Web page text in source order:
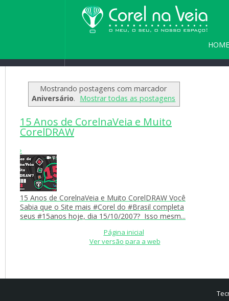
HOME
Seja bem vindo(a)
Mostrando postagens com marcador
Aniversário. Mostrar todas as postagens
15 Anos de CorelnaVeia e Muito
CorelDRAW
›
15 Anos de CorelnaVeia e Muito CorelDRAW Você
Sabia que o Site mais #Corel do #Brasil completa
seus #15anos hoje, dia 15/10/2007? Isso mesm...
Página inicial
Ver versão para a web